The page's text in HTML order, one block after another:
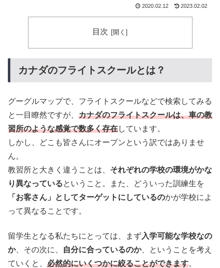
2020.02.12 2023.02.02
目次
カナダのフライトスクールとは？
グーグルマップで、フライトスクールなどで検索してみる
と一目瞭然ですが、 カナダのフライトスクールは、車の教
習所のような感覚で数多く存在しています。
しかし、どこも皆さんにオープンという訳ではありませ
ん。
教習所と大きく違うことは、 それぞれの学校の環境がかな
り異なっているということ。また、どういった訓練生を
「お客さん」としてターゲットにしているのかが学校によ
って異なることです。
留学生となる私たちにとっては、まず入学可能な学校なの
か、その次に、 自分に合っているのか、ということを考え
ていくと、 必然的にいくつかに絞ることができます。